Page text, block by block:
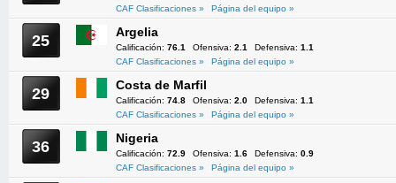
CAF Clasificaciones »
Página del equipo »
25 Argelia
Calificación: 76.1 Ofensiva: 2.1 Defensiva: 1.1
CAF Clasificaciones »
Página del equipo »
29 Costa de Marfil
Calificación: 74.8 Ofensiva: 2.0 Defensiva: 1.1
CAF Clasificaciones »
Página del equipo »
36 Nigeria
Calificación: 72.9 Ofensiva: 1.6 Defensiva: 0.9
CAF Clasificaciones »
Página del equipo »